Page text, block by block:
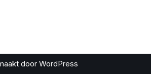
door WordPress